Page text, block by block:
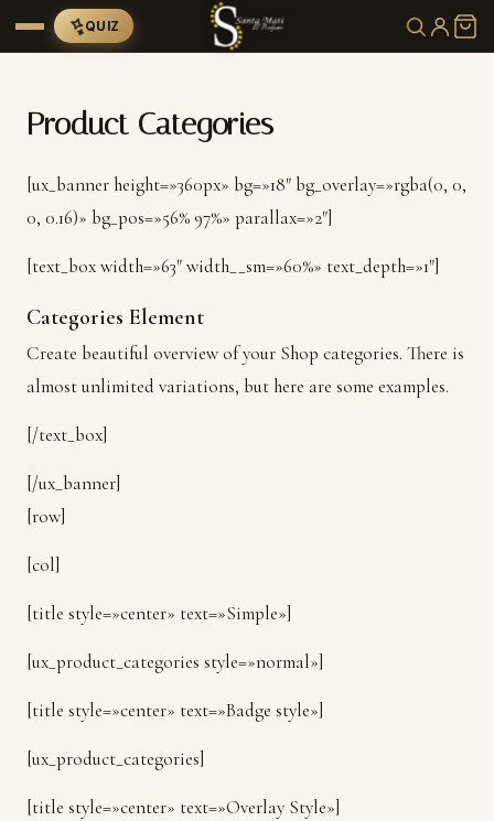
QUIZ
Product Categories
[ux_banner height=»360px» bg=»18″ bg_overlay=»rgba(0, 0,
0, 0.16)» bg_pos=»56% 97%» parallax=»2″]
[text_box width=»63″ width__sm=»60%» text_depth=»1″]
Categories Element
Create beautiful overview of your Shop categories. There is
almost unlimited variations, but here are some examples.
[/text_box]
[/ux_banner]
[row]
[col]
[title style=»center» text=»Simple»]
[ux_product_categories style=»normal»]
[title style=»center» text=»Badge style»]
[ux_product_categories]
[title style=»center» text=»Overlay Style»]